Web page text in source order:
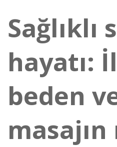
Sağlıklı
hayatı:
beden